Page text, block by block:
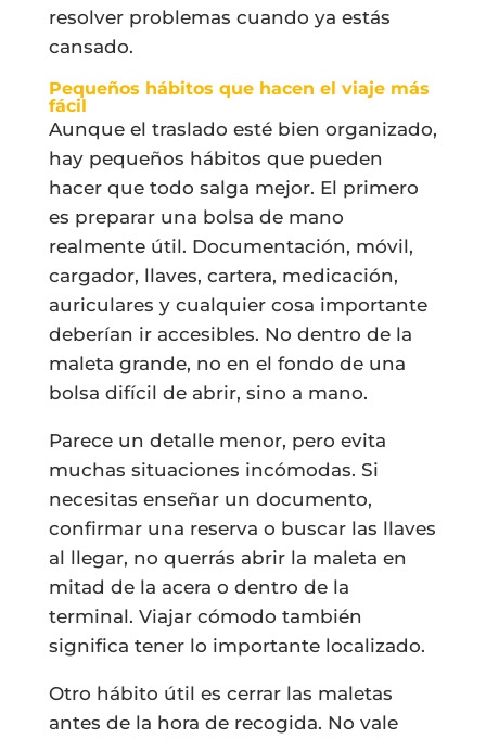
resolver problemas cuando ya estás
cansado.
Pequeños hábitos que hacen el viaje más
fácil
Aunque el traslado esté bien organizado,
hay pequeños hábitos que pueden
hacer que todo salga mejor. El primero
es preparar una bolsa de mano
realmente útil. Documentación, móvil,
cargador, llaves, cartera, medicación,
auriculares y cualquier cosa importante
deberían ir accesibles. No dentro de la
maleta grande, no en el fondo de una
bolsa difícil de abrir, sino a mano.
Parece un detalle menor, pero evita
muchas situaciones incómodas. Si
necesitas enseñar un documento,
confirmar una reserva o buscar las llaves
al llegar, no querrás abrir la maleta en
mitad de la acera o dentro de la
terminal. Viajar cómodo también
significa tener lo importante localizado.
Otro hábito útil es cerrar las maletas
antes de la hora de recogida. No vale